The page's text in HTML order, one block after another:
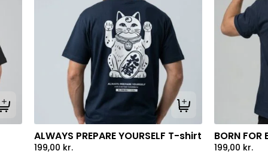
Tilføj til kurv Tilføj til kurv
ALWAYS PREPARE YOURSELF T-shirt
199,00 kr.
BORN
199,00 kr.